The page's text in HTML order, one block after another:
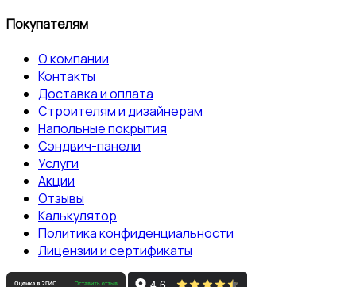
Покупателям
О компании
Контакты
Доставка и оплата
Строителям и дизайнерам
Напольные покрытия
Сэндвич-панели
Услуги
Акции
Отзывы
Калькулятор
Политика конфиденциальности
Лицензии и сертификаты